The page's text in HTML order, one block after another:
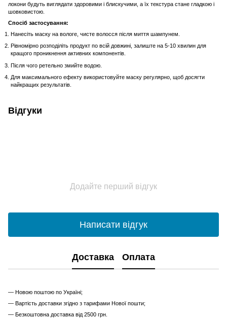
локони будуть виглядати здоровими і блискучими, а їх текстура стане гладкою і
шовковистою.
Спосіб застосування:
Нанесіть маску на вологе, чисте волосся після миття шампунем.
Рівномірно розподіліть продукт по всій довжині, залиште на 5-10 хвилин для
кращого проникнення активних компонентів.
Після чого ретельно змийте водою.
Для максимального ефекту використовуйте маску регулярно, щоб досягти
найкращих результатів.
Відгуки
Додайте перший відгук
Написати відгук
Доставка Оплата
— Новою поштою по Україні;
— Вартість доставки згідно з тарифами Нової пошти;
— Безкоштовна доставка від 2500 грн.